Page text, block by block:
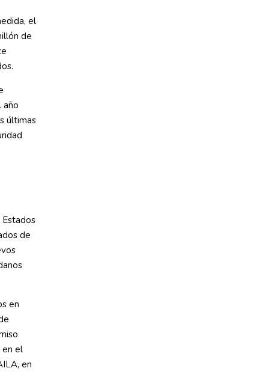
el
de
año
últimas
de
en
en el
en